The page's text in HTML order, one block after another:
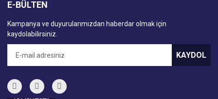
E-BÜLTEN
Kampanya ve duyurularımızdan haberdar olmak için
kaydolabilirsiniz.
KAYDOL